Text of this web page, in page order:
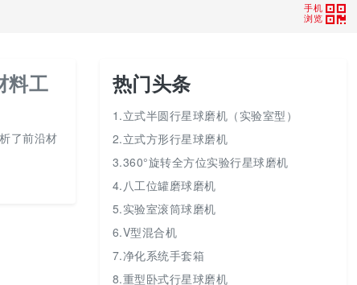
手机
浏览
料工
了前沿材
热门头条
1.立式半圆行星球磨机（实验室型）
2.立式方形行星球磨机
3.360°旋转全方位实验行星球磨机
4.八工位罐磨球磨机
5.实验室滚筒球磨机
6.V型混合机
7.净化系统手套箱
8.重型卧式行星球磨机